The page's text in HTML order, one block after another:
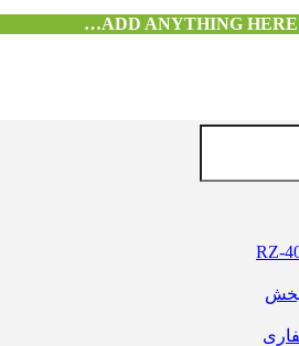
ADD ANYTHING HERE